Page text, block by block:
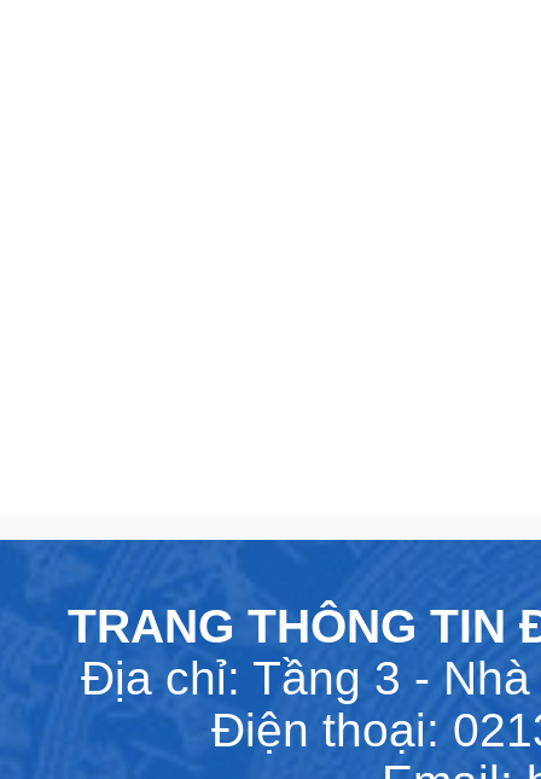
TRANG THÔNG TIN
Địa chỉ: Tầng 3 -
Điện thoại: